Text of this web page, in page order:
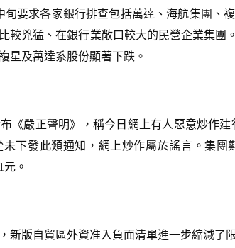
要求各家銀行排查包括萬達、海航集團、
較兇猛、在銀行業敞口較大的民營企業集
星及萬達系股份顯著下跌。
《嚴正聲明》，稱今日網上有人惡意炒作
下發此類通知，網上炒作屬於謠言。集
元。
新版自貿區外資准入負面清單進一步縮減